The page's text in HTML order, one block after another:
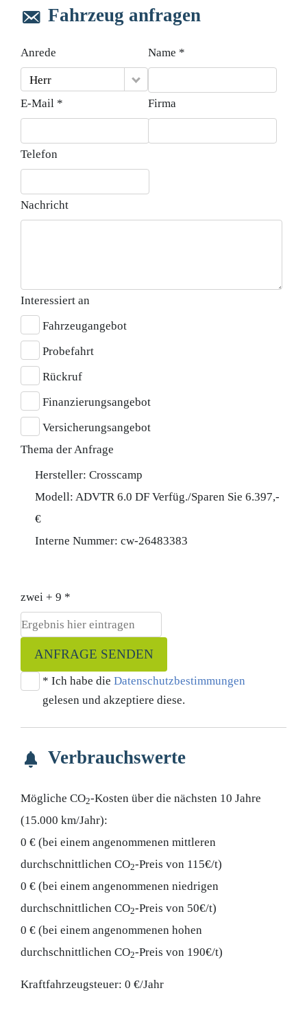
Fahrzeug anfragen
Anrede
Herr
Name *
E-Mail * Firma
Telefon
Nachricht
Interessiert an
Fahrzeugangebot
Probefahrt
Rückruf
Finanzierungsangebot
Versicherungsangebot
Thema der Anfrage
Hersteller: Crosscamp
Modell: ADVTR 6.0 DF Verfüg./Sparen Sie 6.397,-
€
Interne Nummer: cw-26483383
zwei + 9 *
ANFRAGE SENDEN
* Ich habe die Datenschutzbestimmungen
gelesen und akzeptiere diese.
Verbrauchswerte
Mögliche CO2-Kosten über die nächsten 10 Jahre
(15.000 km/Jahr):
0 € (bei einem angenommenen mittleren
durchschnittlichen CO2-Preis von 115€/t)
0 € (bei einem angenommenen niedrigen
durchschnittlichen CO2-Preis von 50€/t)
0 € (bei einem angenommenen hohen
durchschnittlichen CO2-Preis von 190€/t)
Kraftfahrzeugsteuer: 0 €/Jahr